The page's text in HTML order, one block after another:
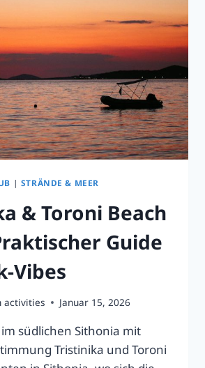
| STRÄNDE & MEER
& Toroni Beach
Guide
Vibes
activities Januar 15, 2026
südlichen Sithonia mit
Tristinika und Toroni